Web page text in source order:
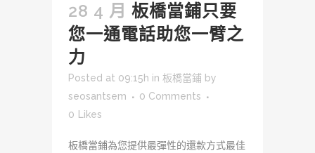
28 4 月 板橋當鋪只要
您一通電話助您一臂之
力
Posted at 09:15h in 板橋當鋪 by
seosantsem
0 Comments
0 Likes
板橋當鋪為您提供最彈性的還款方式最佳